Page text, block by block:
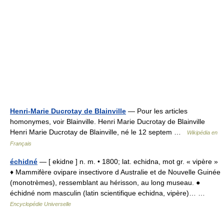
Henri-Marie Ducrotay de Blainville — Pour les articles
homonymes, voir Blainville. Henri Marie Ducrotay de Blainville
Henri Marie Ducrotay de Blainville, né le 12 septem …
Wikipédia en
Français
échidné — [ ekidne ] n. m. • 1800; lat. echidna, mot gr. « vipère »
♦ Mammifère ovipare insectivore d Australie et de Nouvelle Guinée
(monotrèmes), ressemblant au hérisson, au long museau. ●
échidné nom masculin (latin scientifique echidna, vipère)… …
Encyclopédie Universelle